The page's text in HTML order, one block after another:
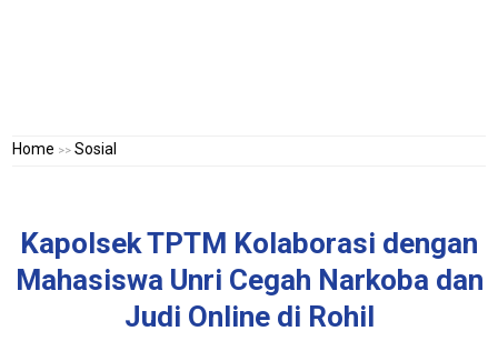
Home >>Sosial
Kapolsek TPTM Kolaborasi dengan
Mahasiswa Unri Cegah Narkoba dan
Judi Online di Rohil